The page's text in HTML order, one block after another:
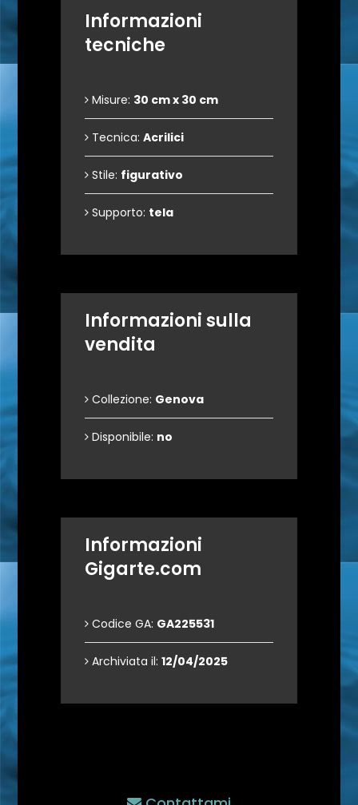
Informazioni
tecniche
Misure: 30 cm x 30 cm
Tecnica: Acrilici
Stile: figurativo
Supporto: tela
Informazioni sulla
vendita
Collezione: Genova
Disponibile: no
Informazioni
Gigarte.com
Codice GA: GA225531
Archiviata il: 12/04/2025